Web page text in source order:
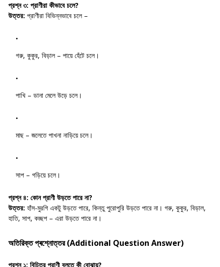
প্রশ্ন ৩: প্রাণীরা কীভাবে চলে?
উত্তর: প্রাণীরা বিভিন্নভাবে চলে –
গরু, কুকুর, বিড়াল – পায়ে হেঁটে চলে।
পাখি – ডানা মেলে উড়ে চলে।
মাছ – জলেতে পাখনা নাড়িয়ে চলে।
সাপ – গড়িয়ে চলে।
প্রশ্ন ৪: কোন প্রাণী উড়তে পারে না?
উত্তর: হাঁস-মুরগি একটু উড়তে পারে, কিন্তু পুরোপুরি উড়তে পারে না। গরু, কুকুর, বিড়াল,
হাতি, সাপ, কচ্ছপ – এরা উড়তে পারে না।
অতিরিক্ত প্ৰশ্নোত্তর (Additional Question Answer)
প্রশ্ন ১: বিচিত্র প্রাণী বলতে কী বোঝায়?